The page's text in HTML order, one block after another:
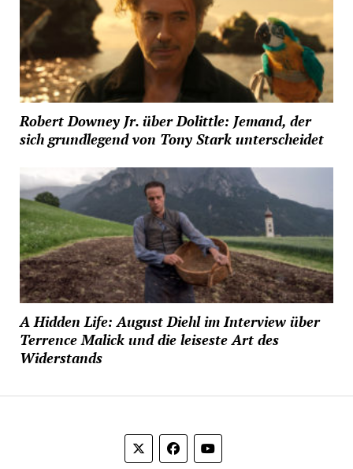
Robert Downey Jr. über Dolittle: Jemand, der
sich grundlegend von Tony Stark unterscheidet
A Hidden Life: August Diehl im Interview über
Terrence Malick und die leiseste Art des
Widerstands